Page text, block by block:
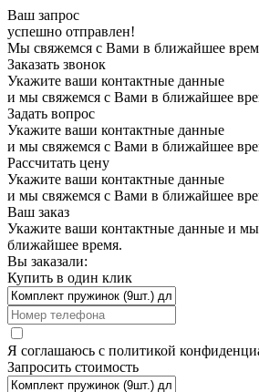
Ваш запрос
успешно отправлен!
Мы свяжемся с Вами в ближайшее
Заказать звонок
Укажите ваши контактные данные
и мы свяжемся с Вами в ближайшее
Задать вопрос
Укажите ваши контактные данные
и мы свяжемся с Вами в ближайшее
Рассчитать цену
Укажите ваши контактные данные
и мы свяжемся с Вами в ближайшее
Ваш заказ
Укажите ваши контактные данные и
ближайшее время.
Вы заказали:
Купить в один клик
Я соглашаюсь с политикой
Запросить стоимость